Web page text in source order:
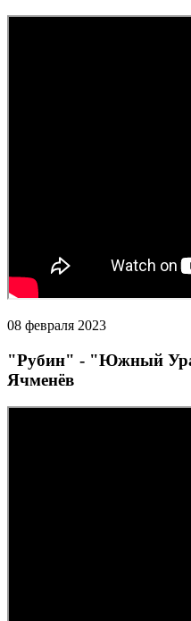
08 февраля 2023
"Рубин" - "Южный
Ячменёв